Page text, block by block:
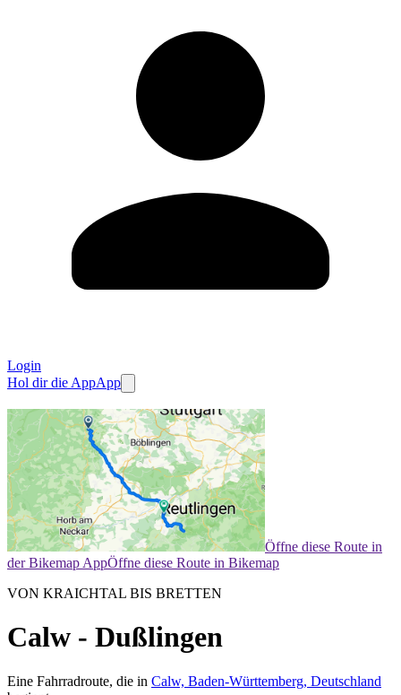
Login
Hol dir die AppApp
Öffne diese Route in
der Bikemap AppÖffne diese Route in Bikemap
VON KRAICHTAL BIS BRETTEN
Calw - Dußlingen
Eine Fahrradroute, die in Calw, Baden-Württemberg, Deutschland